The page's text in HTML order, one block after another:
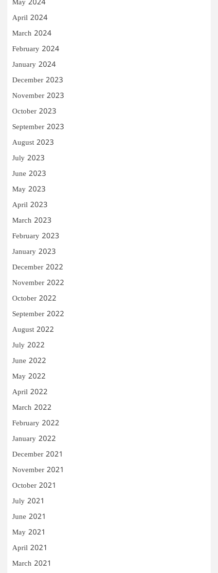
May 2024
April 2024
March 2024
February 2024
January 2024
December 2023
November 2023
October 2023
September 2023
August 2023
July 2023
June 2023
May 2023
April 2023
March 2023
February 2023
January 2023
December 2022
November 2022
October 2022
September 2022
August 2022
July 2022
June 2022
May 2022
April 2022
March 2022
February 2022
January 2022
December 2021
November 2021
October 2021
July 2021
June 2021
May 2021
April 2021
March 2021